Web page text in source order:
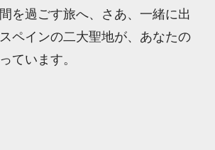
を過ごす旅へ、さあ、一緒に出
ペインの二大聖地が、あなたの
ています。